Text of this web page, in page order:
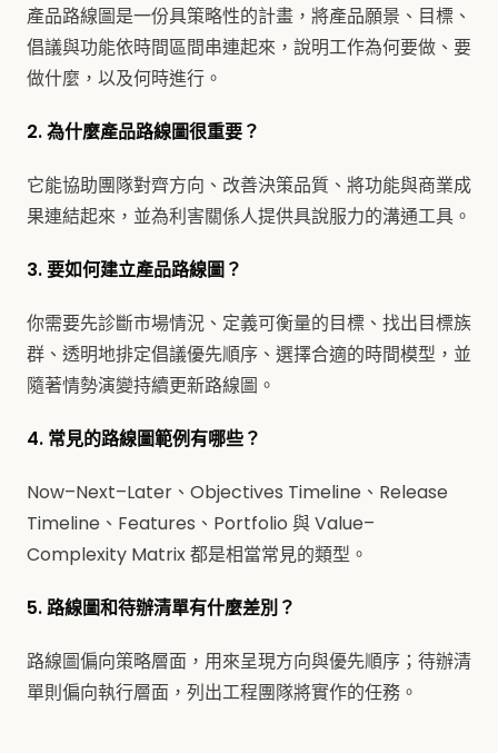
產品路線圖是一份具策略性的計畫，將產品願景、目標、
倡議與功能依時間區間串連起來，說明工作為何要做、要
做什麼，以及何時進行。
2. 為什麼產品路線圖很重要？
它能協助團隊對齊方向、改善決策品質、將功能與商業成
果連結起來，並為利害關係人提供具說服力的溝通工具。
3. 要如何建立產品路線圖？
你需要先診斷市場情況、定義可衡量的目標、找出目標族
群、透明地排定倡議優先順序、選擇合適的時間模型，並
隨著情勢演變持續更新路線圖。
4. 常見的路線圖範例有哪些？
Now–Next–Later、Objectives Timeline、Release
Timeline、Features、Portfolio 與 Value–
Complexity Matrix 都是相當常見的類型。
5. 路線圖和待辦清單有什麼差別？
路線圖偏向策略層面，用來呈現方向與優先順序；待辦清
單則偏向執行層面，列出工程團隊將實作的任務。